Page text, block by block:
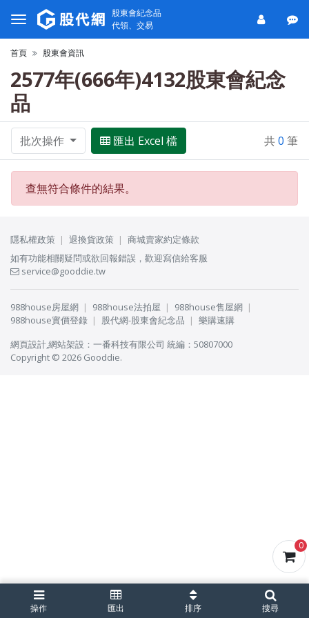
0
股東會紀念品
代領、交易
首頁 股東會資訊
2577年(666年)4132股東會紀念
品
批次操作 匯出 Excel 檔 共0 筆
查無符合條件的結果。
操作 匯出 排序 搜尋
隱私權政策 退換貨政策
商城賣家約定條款
如有功能相關疑問或欲回報錯誤，歡迎寫信給客服
service@gooddie.tw
988house房屋網 988house法拍屋
988house售屋網
988house實價登錄
股代網-股東會紀念品
樂購速購
網頁設計,網站架設 ： 一番科技有限公司 統編：50807000
Copyright © 2026 Gooddie.